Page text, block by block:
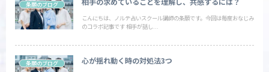
条願のブログ
こんにちは、ノルテ占いスクール講師の条願です。今回は毎度おなじみ
のコラボ記事です 相手が話し...
条願のブログ 心が揺れ動く時の対処法3つ